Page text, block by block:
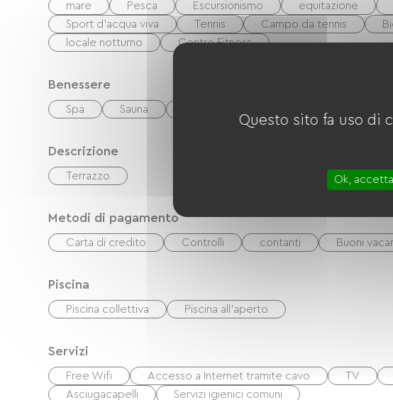
mare Pesca Escursionismo equitazione
Sport d'acqua viva
Tennis Campo da tennis
locale notturno
Centro Fitness
Benessere
Spa Sauna
Descrizione
Terrazzo
Metodi di pagamento
Carta di credito Controlli contanti Buoni
Piscina
Piscina collettiva Piscina all'aperto
Servizi
Free Wifi Accesso a Internet tramite cavo TV
Asciugacapelli
Servizi igienici comuni
Questo sito fa uso di
Ok,